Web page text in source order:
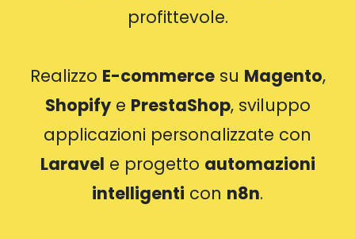
profittevole.
Realizzo E-commercesu Magento,
Shopifye PrestaShop, sviluppo
applicazioni personalizzate con
Laravel e progetto automazioni
intelligenti con n8n.